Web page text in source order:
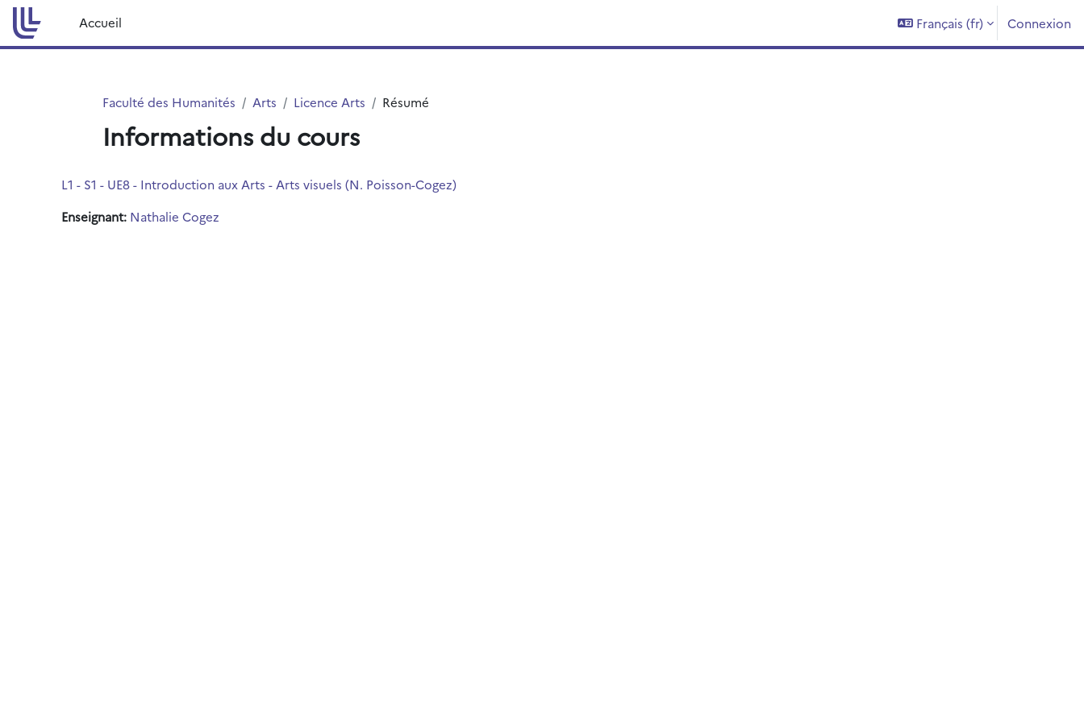
Passer au contenu principal
Accueil
Français ‎(fr)‎ Connexion
Faculté des Humanités Arts Licence Arts Résumé
Informations du cours
L1 - S1 - UE8 - Introduction aux Arts - Arts visuels (N. Poisson-Cogez)
Enseignant: Nathalie Cogez